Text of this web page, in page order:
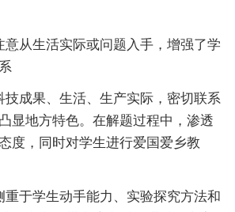
意从生活实际或问题入手，增强了学
技成果、生活、生产实际，密切联系
显地方特色。在解题过程中，渗透
度，同时对学生进行爱国爱乡教
重于学生动手能力、实验探究方法和